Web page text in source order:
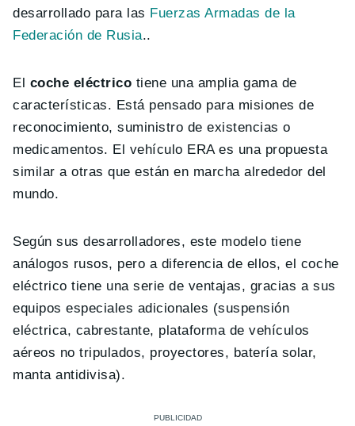
desarrollado para las Fuerzas Armadas de la
Federación de Rusia..
El coche eléctrico tiene una amplia gama de
características. Está pensado para misiones de
reconocimiento, suministro de existencias o
medicamentos. El vehículo ERA es una propuesta
similar a otras que están en marcha alrededor del
mundo.
Según sus desarrolladores, este modelo tiene
análogos rusos, pero a diferencia de ellos, el coche
eléctrico tiene una serie de ventajas, gracias a sus
equipos especiales adicionales (suspensión
eléctrica, cabrestante, plataforma de vehículos
aéreos no tripulados, proyectores, batería solar,
manta antidivisa).